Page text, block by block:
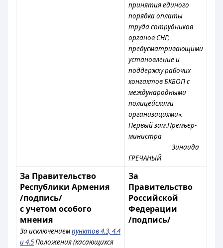
принятия единого
порядка оплаты
труда сотрудников
органов СНГ;
предусматривающими
установление и
поддержку рабочих
конгактов БКБОП с
международными
полицейскими
организациями».
Первый зам.Премьер-
министра
Зинаида
ГРЕЧАНЫЙ
За Правительство
Республики Армения
/подпись/
с учетом особого
мнения
За исключениемпунктов 4.3, 4.4
и 4.5Положения (касающихся
За
Правительство
Российской
Федерации
/подпись/